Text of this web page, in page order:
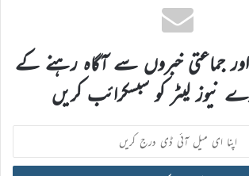
جماعتی خبروں سے آگاہ رہنے کے
نیوز لیٹر کو سبسکرائب کریں